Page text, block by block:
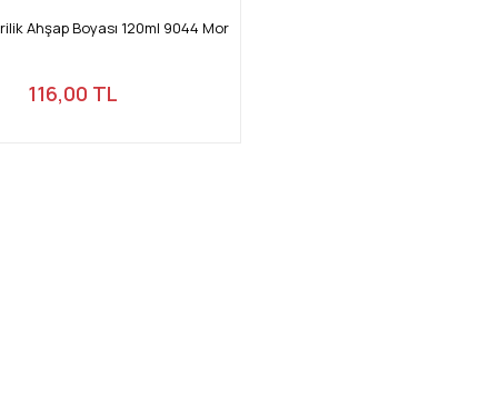
Ahşap Boyası 120ml 9044 Mor
116,00 TL